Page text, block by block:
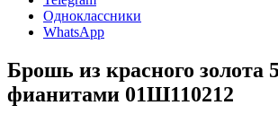
Одноклассники
WhatsApp
Брошь из красного золота
фианитами 01Ш110212